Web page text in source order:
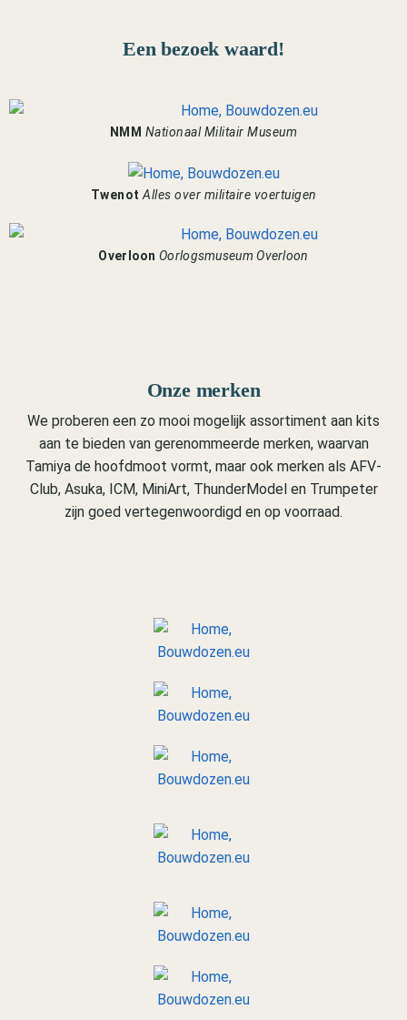
Een bezoek waard!
NMM Nationaal Militair Museum
Twenot Alles over militaire voertuigen
Overloon Oorlogsmuseum Overloon
Onze merken
We proberen een zo mooi mogelijk assortiment aan kits
aan te bieden van gerenommeerde merken, waarvan
Tamiya de hoofdmoot vormt, maar ook merken als AFV-
Club, Asuka, ICM, MiniArt, ThunderModel en Trumpeter
zijn goed vertegenwoordigd en op voorraad.